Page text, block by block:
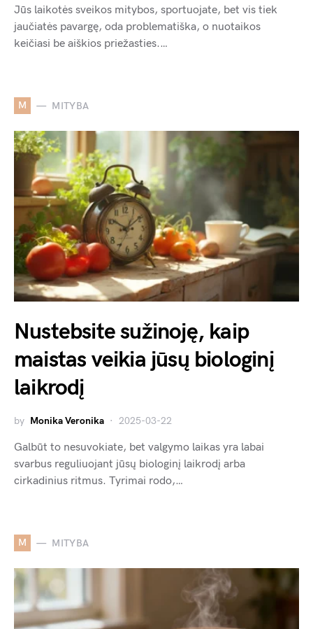
Jūs laikotės sveikos mitybos, sportuojate, bet vis tiek
jaučiatės pavargę, oda problematiška, o nuotaikos
keičiasi be aiškios priežasties.…
M MITYBA
Nustebsite sužinoję, kaip
maistas veikia jūsų biologinį
laikrodį
by Monika Veronika 2025-03-22
Galbūt to nesuvokiate, bet valgymo laikas yra labai
svarbus reguliuojant jūsų biologinį laikrodį arba
cirkadinius ritmus. Tyrimai rodo,…
M MITYBA